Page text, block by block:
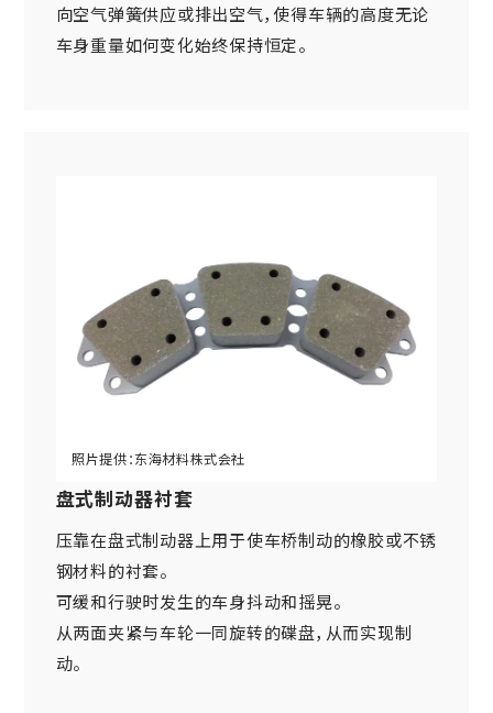
向空气弹簧供应或排出空气，使得车辆的高度无论
车身重量如何变化始终保持恒定。
盘式制动器衬套
压靠在盘式制动器上用于使车桥制动的橡胶或不锈
钢材料的衬套。
可缓和行驶时发生的车身抖动和摇晃。
从两面夹紧与车轮一同旋转的碟盘，从而实现制
动。